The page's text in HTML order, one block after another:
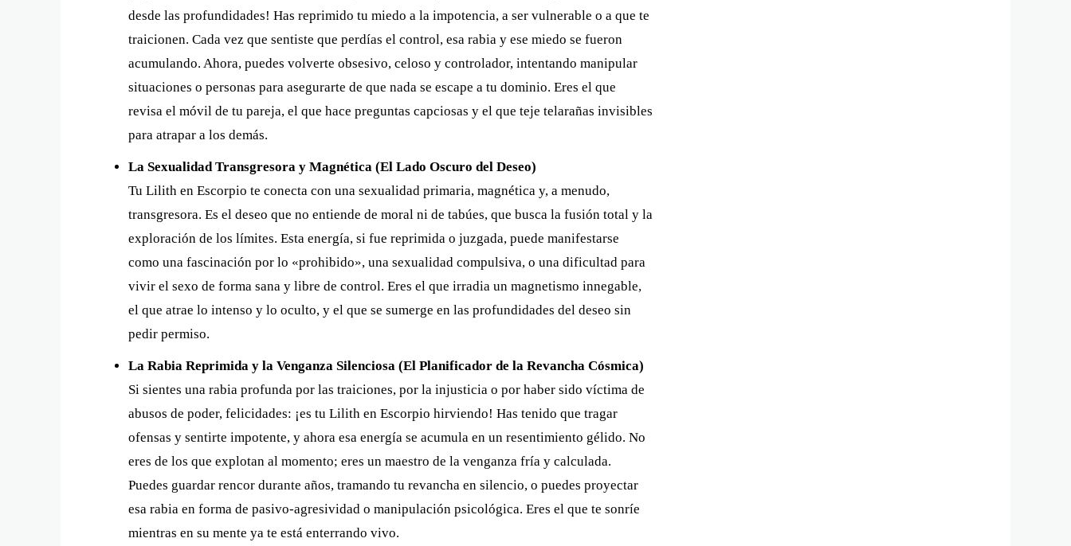
desde las profundidades! Has reprimido tu miedo a la impotencia, a ser vulnerable o a que te
traicionen. Cada vez que sentiste que perdías el control, esa rabia y ese miedo se fueron
acumulando. Ahora, puedes volverte obsesivo, celoso y controlador, intentando manipular
situaciones o personas para asegurarte de que nada se escape a tu dominio. Eres el que
revisa el móvil de tu pareja, el que hace preguntas capciosas y el que teje telarañas invisibles
para atrapar a los demás.
La Sexualidad Transgresora y Magnética (El Lado Oscuro del Deseo)
Tu Lilith en Escorpio te conecta con una sexualidad primaria, magnética y, a menudo,
transgresora. Es el deseo que no entiende de moral ni de tabúes, que busca la fusión total y la
exploración de los límites. Esta energía, si fue reprimida o juzgada, puede manifestarse
como una fascinación por lo «prohibido», una sexualidad compulsiva, o una dificultad para
vivir el sexo de forma sana y libre de control. Eres el que irradia un magnetismo innegable,
el que atrae lo intenso y lo oculto, y el que se sumerge en las profundidades del deseo sin
pedir permiso.
La Rabia Reprimida y la Venganza Silenciosa (El Planificador de la Revancha Cósmica)
Si sientes una rabia profunda por las traiciones, por la injusticia o por haber sido víctima de
abusos de poder, felicidades: ¡es tu Lilith en Escorpio hirviendo! Has tenido que tragar
ofensas y sentirte impotente, y ahora esa energía se acumula en un resentimiento gélido. No
eres de los que explotan al momento; eres un maestro de la venganza fría y calculada.
Puedes guardar rencor durante años, tramando tu revancha en silencio, o puedes proyectar
esa rabia en forma de pasivo-agresividad o manipulación psicológica. Eres el que te sonríe
mientras en su mente ya te está enterrando vivo.